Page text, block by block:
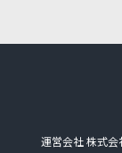
運営会社 株式会